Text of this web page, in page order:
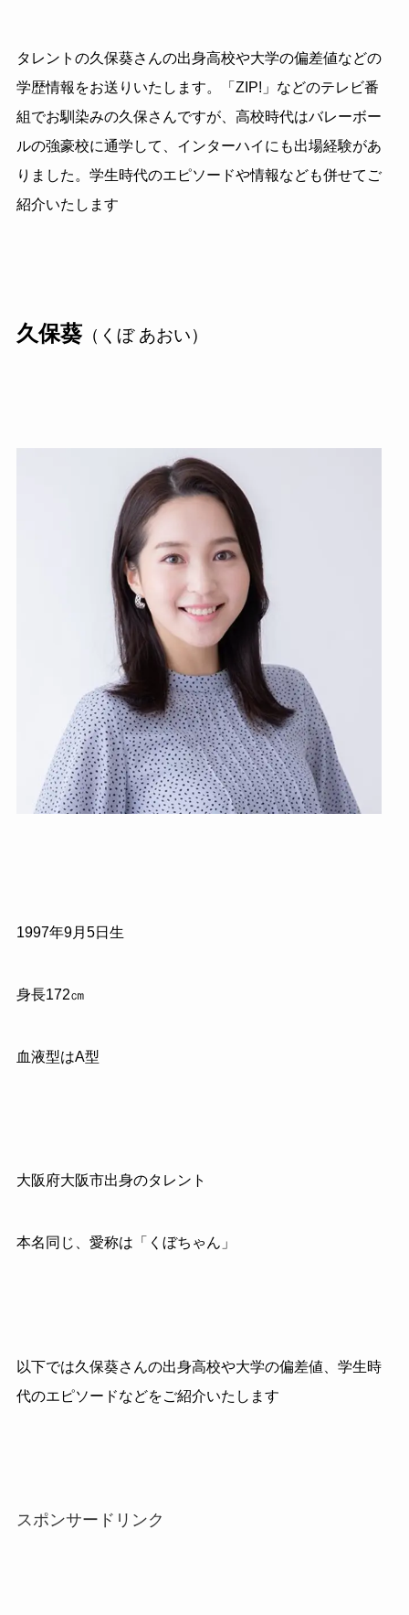
タレントの久保葵さんの出身高校や大学の偏差値などの
学歴情報をお送りいたします。「ZIP!」などのテレビ番
組でお馴染みの久保さんですが、高校時代はバレーボー
ルの強豪校に通学して、インターハイにも出場経験があ
りました。学生時代のエピソードや情報なども併せてご
紹介いたします
久保葵（くぼ あおい）
1997年9月5日生
身長172㎝
血液型はA型
大阪府大阪市出身のタレント
本名同じ、愛称は「くぼちゃん」
以下では久保葵さんの出身高校や大学の偏差値、学生時
代のエピソードなどをご紹介いたします
スポンサードリンク